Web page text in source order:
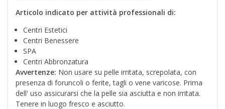
Articolo indicato per attività professionali di:
Centri Estetici
Centri Benessere
SPA
Centri Abbronzatura
Avvertenze: Non usare su pelle irritata, screpolata, con
presenza di foruncoli o ferite, tagli o vene varicose. Prima
dell' uso assicurarsi che la pelle sia asciutta e non irritata.
Tenere in luogo fresco e asciutto.